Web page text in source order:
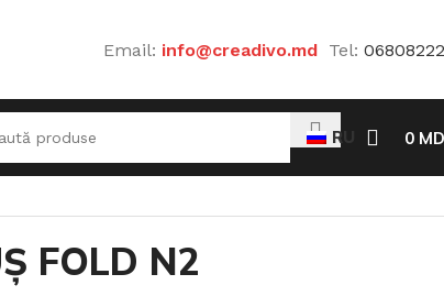
Email: info@creadivo.md Tel:
RU 0
FOLD N2